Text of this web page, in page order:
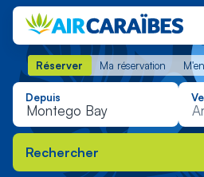
Réserver Ma réservation
Réserver Ma réservation
Depuis
Rechercher